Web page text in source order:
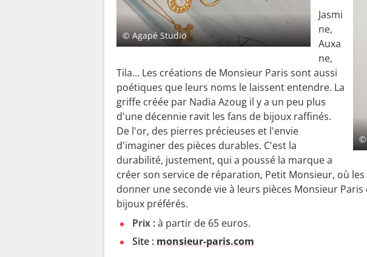
© Agapé Studio
©
Jasmi
ne,
Auxa
ne,
Tila... Les créations de Monsieur Paris sont aussi
poétiques que leurs noms le laissent entendre. La
griffe créée par Nadia Azoug il y a un peu plus
d'une décennie ravit les fans de bijoux raffinés.
De l'or, des pierres précieuses et l'envie
d'imaginer des pièces durables. C'est la
durabilité, justement, qui a poussé la marque a
créer son service de réparation, Petit Monsieur, où
donner une seconde vie à leurs pièces Monsieur
bijoux préférés.
Prix :à partir de 65 euros.
Site : monsieur-paris.com